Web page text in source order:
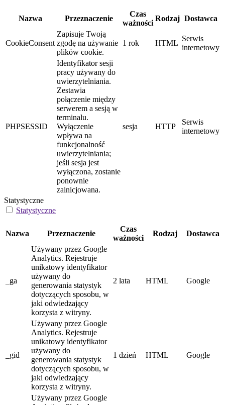
Nazwa Przeznaczenie
Czas
ważności
Rodzaj Dostawca
CookieConsent
Zapisuje Twoją
zgodę na używanie
plików cookie.
1 rok HTML
Serwis
internetowy
PHPSESSID
Identyfikator sesji
pracy używany do
uwierzytelniania.
Zestawia
połączenie między
serwerem a sesją w
terminalu.
Wyłączenie
wpływa na
funkcjonalność
uwierzytelniania;
jeśli sesja jest
wyłączona, zostanie
ponownie
zainicjowana.
sesja HTTP
Serwis
internetowy
Statystyczne
Statystyczne
Nazwa Przeznaczenie
Czas
ważności
Rodzaj Dostawca
_ga
Używany przez Google
Analytics. Rejestruje
unikatowy identyfikator
używany do
generowania statystyk
dotyczących sposobu, w
jaki odwiedzający
korzysta z witryny.
2 lata HTML Google
_gid
Używany przez Google
Analytics. Rejestruje
unikatowy identyfikator
używany do
generowania statystyk
dotyczących sposobu, w
jaki odwiedzający
korzysta z witryny.
1 dzień HTML Google
Używany przez Google